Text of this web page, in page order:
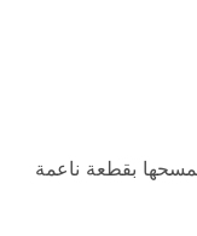
بقطعة ناعمة